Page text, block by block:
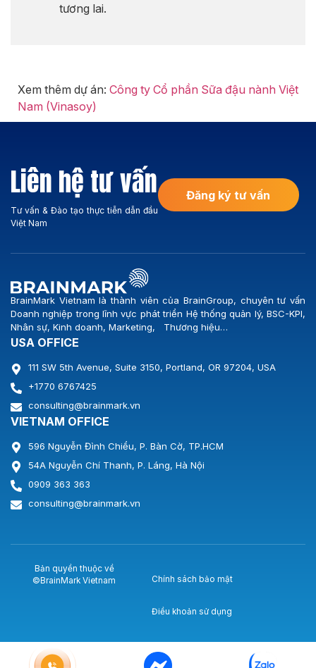
tương lai.
Xem thêm dự án: Công ty Cổ phần Sữa đậu nành Việt
Nam (Vinasoy)
Liên hệ tư vấn
Tư vấn & Đào tạo thực tiễn dẫn đầu
Việt Nam
Đăng ký tư vấn
BrainMark Vietnam là thành viên của BrainGroup, chuyên tư vấn
Doanh nghiệp trong lĩnh vực phát triển Hệ thống quản lý, BSC-KPI,
Nhân sự, Kinh doanh, Marketing, Thương hiệu…
USA OFFICE
111 SW 5th Avenue, Suite 3150, Portland, OR 97204, USA
+1770 6767425
consulting@brainmark.vn
VIETNAM OFFICE
596 Nguyễn Đình Chiểu, P. Bàn Cờ, TP.HCM
54A Nguyễn Chí Thanh, P. Láng, Hà Nội
0909 363 363
consulting@brainmark.vn
Bản quyền thuộc về
©BrainMark Vietnam
Chính sách bảo mật
Điều khoản sử dụng